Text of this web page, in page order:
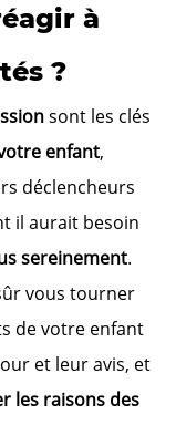
à
?
sont les clés
enfant,
déclencheurs
il aurait besoin
sereinement.
vous tourner
de votre enfant
et leur avis, et
les raisons des